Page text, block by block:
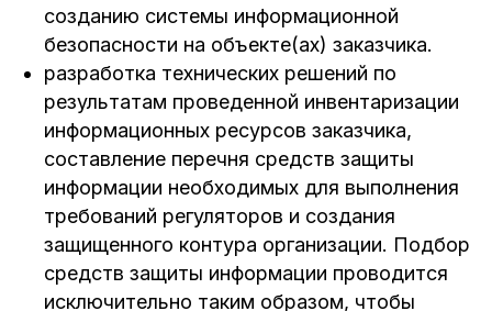
созданию системы информационной
безопасности на объекте(ах) заказчика.
разработка технических решений по
результатам проведенной инвентаризации
информационных ресурсов заказчика,
составление перечня средств защиты
информации необходимых для выполнения
требований регуляторов и создания
защищенного контура организации. Подбор
средств защиты информации проводится
исключительно таким образом, чтобы